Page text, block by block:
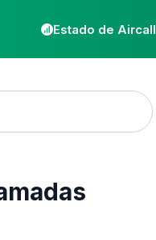
Estado de Aircall